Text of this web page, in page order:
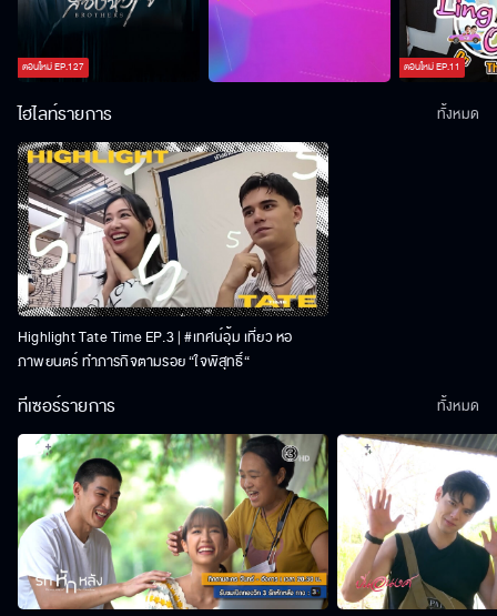
ตอนใหม่EP.127 ตอนใหม่EP.11
ไฮไลท์รายการ
Highlight Tate Time EP.3 | #เทศน์อุ้ม เที่ยว หอ
ภาพยนตร์ ทำภารกิจตามรอย “ใจพิสุทธิ์“
ทั้งหมด
ทีเซอร์รายการ ทั้งหมด